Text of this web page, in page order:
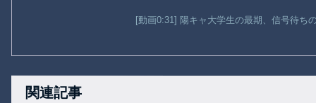
[動画0:31] 陽キャ大学生の最期、信号待ち
関連記事